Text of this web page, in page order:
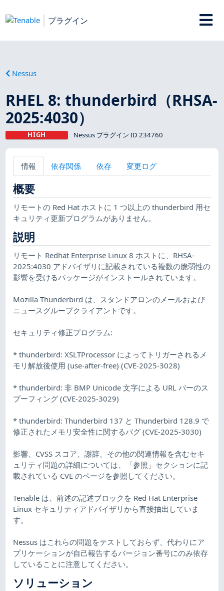
プラグイン
Nessus
RHEL 8: thunderbird（RHSA-
2025:4030）
HIGH Nessus プラグイン ID 234760
情報 依存関係 依存 変更ログ
概要
リモートの Red Hat ホストに 1 つ以上の thunderbird 用セ
キュリティ更新プログラムがありません。
説明
リモート Redhat Enterprise Linux 8 ホストに、RHSA-
2025:4030 アドバイザリに記載されている複数の脆弱性の
影響を受けるパッケージがインストールされています。
Mozilla Thunderbird は、スタンドアロンのメールおよび
ニュースグループクライアントです。
セキュリティ修正プログラム:
* thunderbird: XSLTProcessor によってトリガーされるメ
モリ解放後使用 (use-after-free) (CVE-2025-3028)
* thunderbird: 非 BMP Unicode 文字による URL バーのス
プーフィング (CVE-2025-3029)
* thunderbird: Thunderbird 137 と Thunderbird 128.9 で
修正されたメモリ安全性に関するバグ (CVE-2025-3030)
影響、CVSS スコア、謝辞、その他の関連情報を含むセキ
ュリティ問題の詳細については、「参照」セクションに記
載されている CVE のページを参照してください。
Tenable は、前述の記述ブロックを Red Hat Enterprise
Linux セキュリティアドバイザリから直接抽出していま
す。
Nessus はこれらの問題をテストしておらず、代わりにア
プリケーションが自己報告するバージョン番号にのみ依存
していることに注意してください。
ソリューション